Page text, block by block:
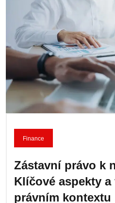
Finance
Zástavní právo k
Klíčové aspekty a
právním kontextu